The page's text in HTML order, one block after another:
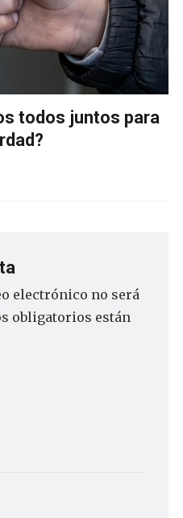
todos juntos para
electrónico no será
obligatorios están